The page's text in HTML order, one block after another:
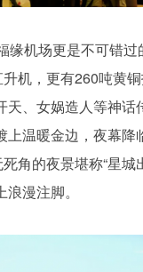
缘机场更是不可错
机，更有260吨黄
天、女娲造人等神话
上温暖金边，夜幕降
角的夜景堪称“星城
漫注脚。